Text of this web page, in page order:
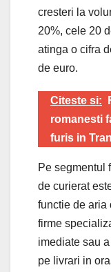
cresteri la
20%, cele 20
atinga o cifra
de euro.
Citeste si:
romanesti
furis in
Pe segmentul
de curierat
functie de aria
firme
imediate sau
pe livrari in